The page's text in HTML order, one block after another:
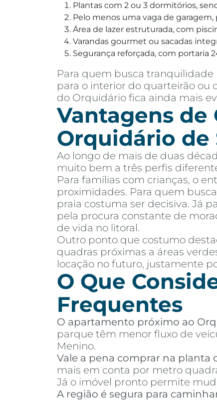
Plantas com 2 ou 3 dormitórios,
Pelo menos uma vaga de garagem,
Área de lazer estruturada, com
Varandas gourmet ou sacadas
Segurança reforçada, com portaria
Para quem busca
para o interior do quarteirão ou
do Orquidário fica ainda mais
Vantagens
Orquidário de
Ao longo de mais de duas
muito bem a três perfis
Para famílias com crianças, o
proximidades. Para quem
praia costuma ser decisiva. Já
pela procura constante de
de vida no litoral.
Outro ponto que costumo
quadras próximas a áreas
locação no futuro, justamente
O Que
Frequentes
O apartamento próximo ao
parque têm menor fluxo de
Menino.
Vale a pena comprar na planta
mais em conta por metro
Já o imóvel pronto permite
A região é segura para